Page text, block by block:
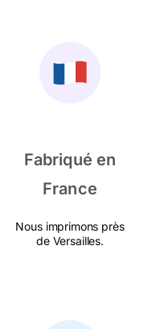
Fabriqué en
France
Nous imprimons près
de Versailles.